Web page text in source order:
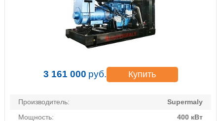
3 161 000 руб. Купить
Производитель:
Supermaly
Мощность:
400 кВт